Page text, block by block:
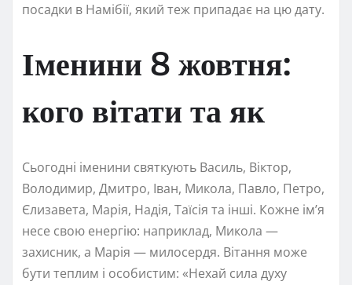
посадки в Намібії, який теж припадає на цю дату.
Іменини 8 жовтня:
кого вітати та як
Сьогодні іменини святкують Василь, Віктор,
Володимир, Дмитро, Іван, Микола, Павло, Петро,
Єлизавета, Марія, Надія, Таїсія та інші. Кожне ім’я
несе свою енергію: наприклад, Микола —
захисник, а Марія — милосердя. Вітання може
бути теплим і особистим: «Нехай сила духу